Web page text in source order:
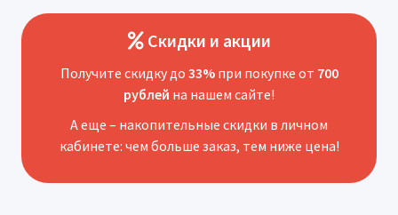
Скидки и акции
Получите скидку до 33%при покупке от 700
рублей на нашем сайте!
А еще – накопительные скидки в личном
кабинете: чем больше заказ, тем ниже цена!